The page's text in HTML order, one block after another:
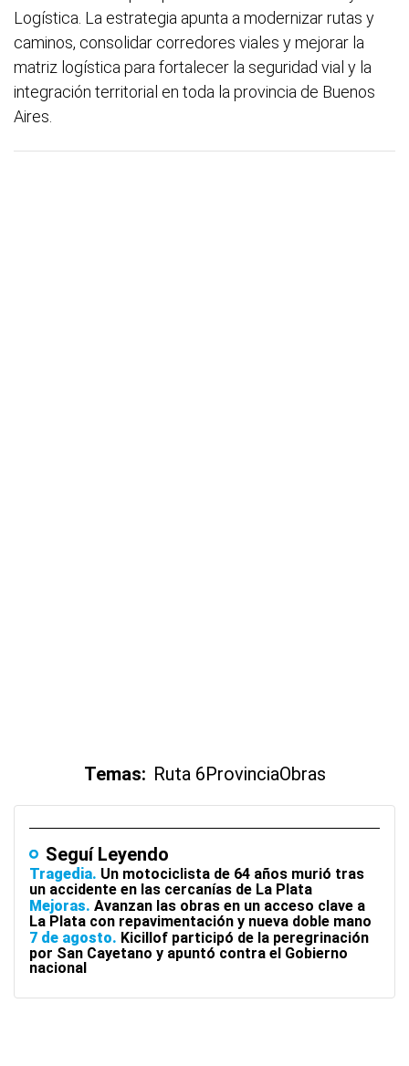
Logística. La estrategia apunta a modernizar rutas y
caminos, consolidar corredores viales y mejorar la
matriz logística para fortalecer la seguridad vial y la
integración territorial en toda la provincia de Buenos
Aires.
Temas: Ruta 6ProvinciaObras
Seguí Leyendo
Tragedia Un motociclista de 64 años murió tras
un accidente en las cercanías de La Plata
Mejoras Avanzan las obras en un acceso clave a
La Plata con repavimentación y nueva doble mano
7 de agosto Kicillof participó de la peregrinación
por San Cayetano y apuntó contra el Gobierno
nacional